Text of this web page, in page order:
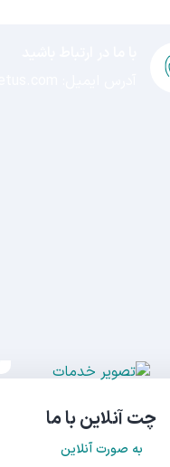
چت آنلاین با ما
به صورت آنلاین